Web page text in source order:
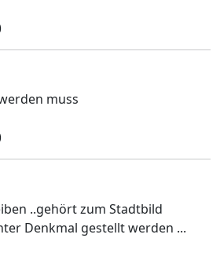
muss
..gehört zum Stadtbild
Denkmal gestellt werden ...